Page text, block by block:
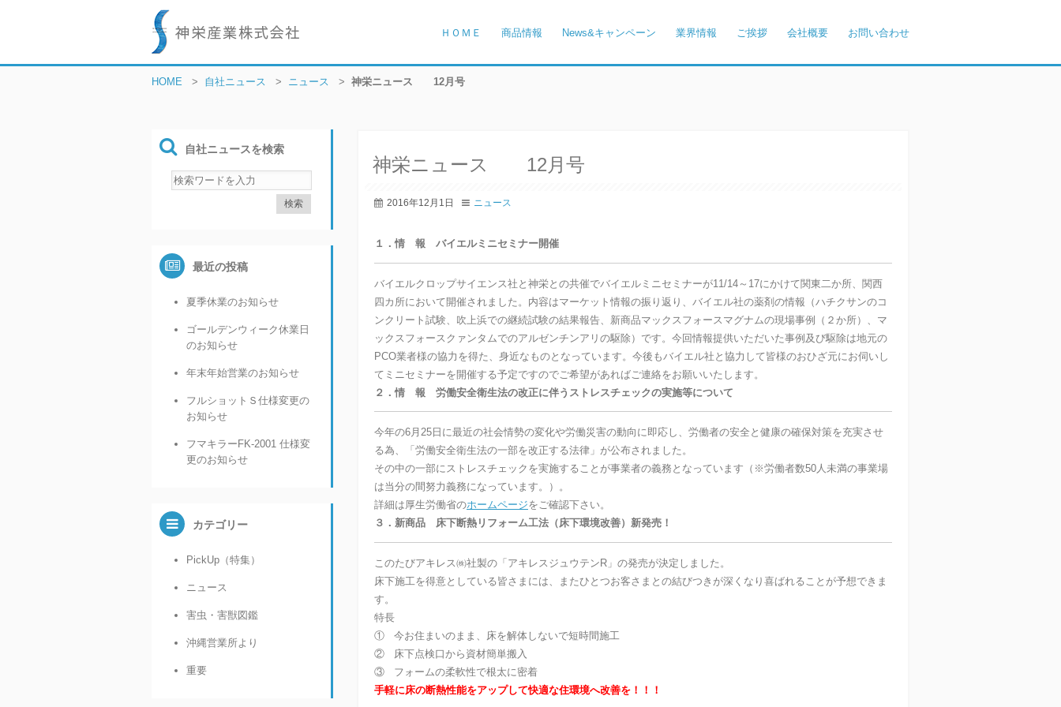
ＨＯＭＥ 商品情報 News&キャンペーン 業界情報 ご挨拶 会社概要 お問い合わせ
HOME > 自社ニュース > ニュース > 神栄ニュース 12月号
神栄ニュース 12月号
2016年12月1日 ニュース
１．情 報 バイエルミニセミナー開催
バイエルクロップサイエンス社と神栄との共催でバイエルミニセミナーが11/14～17にかけて関東二か所、関西
四カ所において開催されました。内容はマーケット情報の振り返り、バイエル社の薬剤の情報（ハチクサンのコ
ンクリート試験、吹上浜での継続試験の結果報告、新商品マックスフォースマグナムの現場事例（２か所）、マ
ックスフォースクァンタムでのアルゼンチンアリの駆除）です。今回情報提供いただいた事例及び駆除は地元の
PCO業者様の協力を得た、身近なものとなっています。今後もバイエル社と協力して皆様のおひざ元にお伺いし
てミニセミナーを開催する予定ですのでご希望があればご連絡をお願いいたします。
２．情 報 労働安全衛生法の改正に伴うストレスチェックの実施等について
今年の6月25日に最近の社会情勢の変化や労働災害の動向に即応し、労働者の安全と健康の確保対策を充実させ
る為、「労働安全衛生法の一部を改正する法律」が公布されました。
その中の一部にストレスチェックを実施することが事業者の義務となっています（※労働者数50人未満の事業場
は当分の間努力義務になっています。）。
詳細は厚生労働省のホームページをご確認下さい。
３．新商品 床下断熱リフォーム工法（床下環境改善）新発売！
このたびアキレス㈱社製の「アキレスジュウテンR」の発売が決定しました。
床下施工を得意としている皆さまには、またひとつお客さまとの結びつきが深くなり喜ばれることが予想できま
す。
特長
① 今お住まいのまま、床を解体しないで短時間施工
② 床下点検口から資材簡単搬入
③ フォームの柔軟性で根太に密着
手軽に床の断熱性能をアップして快適な住環境へ改善を！！！
自社ニュースを検索
最近の投稿
夏季休業のお知らせ
ゴールデンウィーク休業日
のお知らせ
年末年始営業のお知らせ
フルショットＳ仕様変更の
お知らせ
フマキラーFK-2001 仕様変
更のお知らせ
カテゴリー
PickUp（特集）
ニュース
害虫・害獣図鑑
沖縄営業所より
重要